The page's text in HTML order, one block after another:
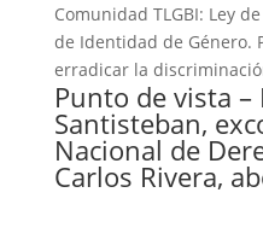
Comunidad TLGBI: Ley
de Identidad de Género.
erradicar la
Punto de vista –
Santisteban,
Nacional de
Carlos Rivera,